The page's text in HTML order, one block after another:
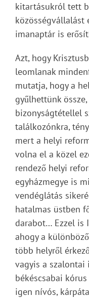
kitartásukról tett
közösségvállalást
imanaptár is
Azt, hogy
leomlanak
mutatja, hogy a
gyűlhettünk
bizonyságtétellel
találkozónkra,
mert a helyi
volna el a közel
rendező helyi
egyházmegye is
vendéglátás
hatalmas üstben
darabot… Ezzel is
ahogy a
több helyről
vagyis a szalontai
békéscsabai
igen nívós,